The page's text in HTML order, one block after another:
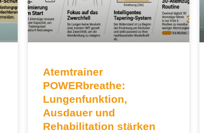
Atemtrainer
POWERbreathe:
Lungenfunktion,
Ausdauer und
Rehabilitation stärken